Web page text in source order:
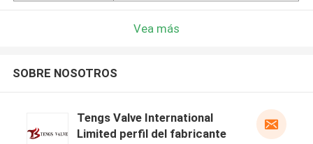
Vea más
SOBRE NOSOTROS
Tengs Valve International
Limited perfil del fabricante